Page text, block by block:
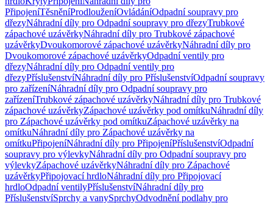
PřipojeníTěsněníProdlouženíOvládáníOdpadní soupravy pro
dřezyNáhradní díly pro Odpadní soupravy pro dřezyTrubkové
zápachové uzávěrkyNáhradní díly pro Trubkové zápachové
uzávěrkyDvoukomorové zápachové uzávěrkyNáhradní díly pro
Dvoukomorové zápachové uzávěrkyOdpadní ventily pro
dřezyNáhradní díly pro Odpadní ventily pro
dřezyPříslušenstvíNáhradní díly pro PříslušenstvíOdpadní soupravy
pro zařízeníNáhradní díly pro Odpadní soupravy pro
zařízeníTrubkové zápachové uzávěrkyNáhradní díly pro Trubkové
zápachové uzávěrkyZápachové uzávěrky pod omítkuNáhradní díly
pro Zápachové uzávěrky pod omítkuZápachové uzávěrky na
omítkuNáhradní díly pro Zápachové uzávěrky na
omítkuPřipojeníNáhradní díly pro PřipojeníPříslušenstvíOdpadní
soupravy pro výlevkyNáhradní díly pro Odpadní soupravy pro
výlevkyZápachové uzávěrkyNáhradní díly pro Zápachové
uzávěrkyPřipojovací hrdloNáhradní díly pro Připojovací
hrdloOdpadní ventilyPříslušenstvíNáhradní díly pro
PříslušenstvíSprchy a vanySprchyOdvodnění podlahy pro